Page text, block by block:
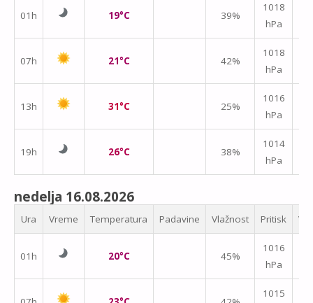
01h 19°C 39%
1018
hPa
07h 21°C 42%
1018
hPa
13h 31°C 25%
1016
hPa
19h 26°C 38%
1014
hPa
nedelja 16.08.2026
Ura Vreme Temperatura Padavine Vlažnost Pritisk
01h 20°C 45%
1016
hPa
1015